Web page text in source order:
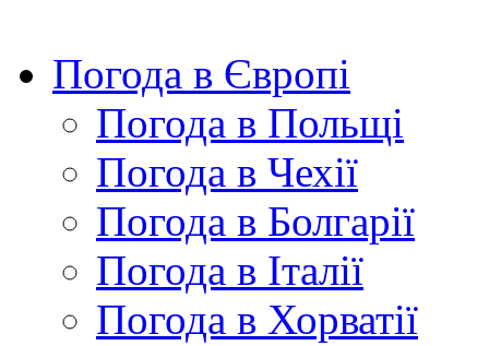
Погода в Європі
Погода в Польщі
Погода в Чехії
Погода в Болгарії
Погода в Італії
Погода в Хорватії